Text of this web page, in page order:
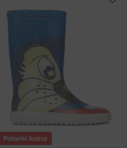
Palanki kaina